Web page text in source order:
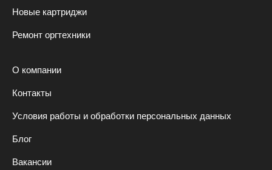
Новые картриджи
Ремонт оргтехники
О компании
Контакты
Условия работы и обработки персональных данных
Блог
Вакансии